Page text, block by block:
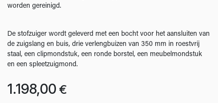
worden gereinigd.
De stofzuiger wordt geleverd met een bocht voor het aansluiten van
de zuigslang en buis, drie verlengbuizen van 350 mm in roestvrij
staal, een clipmondstuk, een ronde borstel, een meubelmondstuk
en een spleetzuigmond.
1.198,00 €